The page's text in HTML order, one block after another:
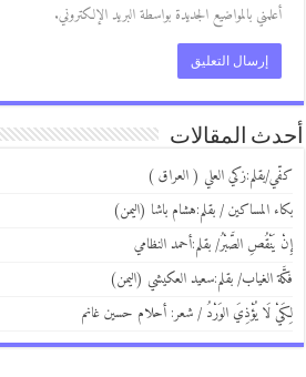
بالمواضيع الجديدة بواسطة البريد الإلكتروني.
المقالات
بقلم:زكي العلي ( العراق )
المساكين / بقلم:هشام باشا (اليمن)
الصَّبْرُ/ بقلم:أحمد النظامي
الغياب/ بقلم:سعيد العكيشي (اليمن)
لَا يُؤْذِيَ الوَرْدُ / شعر: أحلام حسين غانم